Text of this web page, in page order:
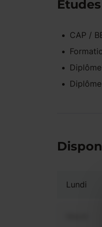
Études
CAP /
Lundi